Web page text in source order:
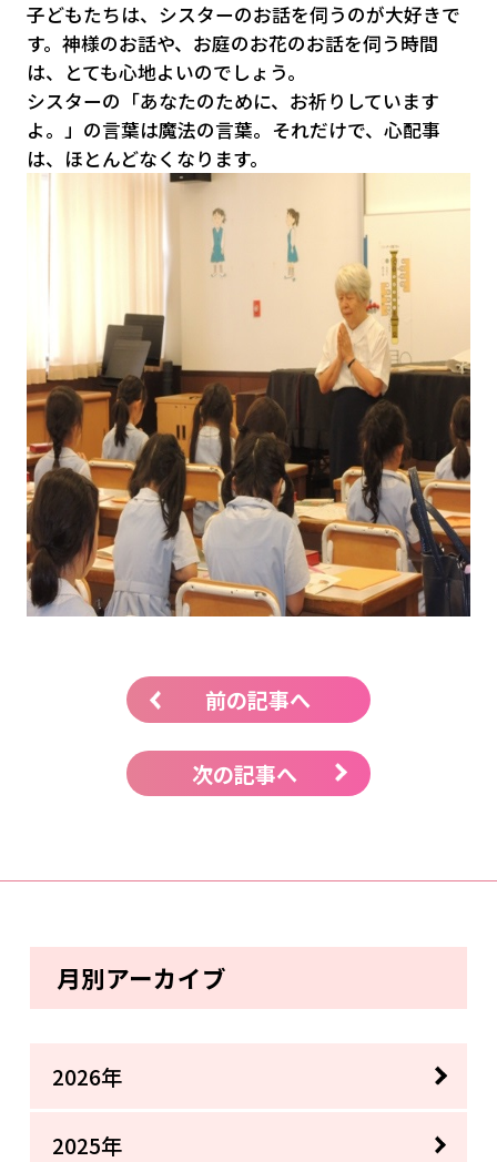
子どもたちは、シスターのお話を伺うのが大好きで
す。神様のお話や、お庭のお花のお話を伺う時間
は、とても心地よいのでしょう。
シスターの「あなたのために、お祈りしています
よ。」の言葉は魔法の言葉。それだけで、心配事
は、ほとんどなくなります。
前の記事へ
次の記事へ
月別アーカイブ
2026年
2025年